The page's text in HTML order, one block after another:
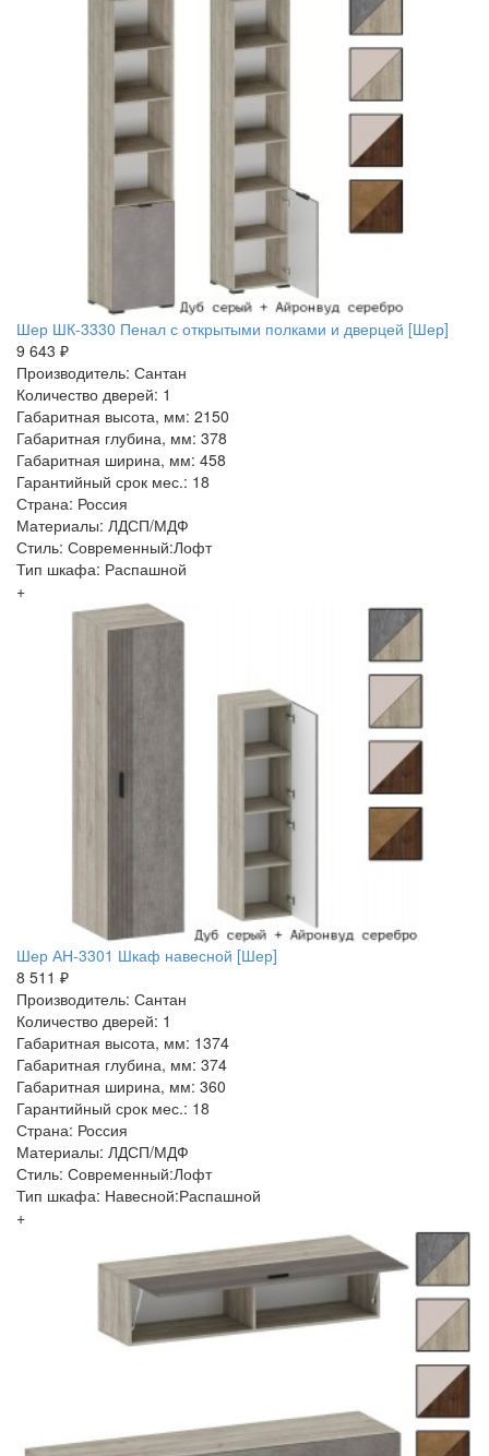
Шер ШК-3330 Пенал с открытыми полками и дверцей [Шер]
9 643 ₽
Производитель: Сантан
Количество дверей: 1
Габаритная высота, мм: 2150
Габаритная глубина, мм: 378
Габаритная ширина, мм: 458
Гарантийный срок мес.: 18
Страна: Россия
Материалы: ЛДСП/МДФ
Стиль: Современный:Лофт
Тип шкафа: Распашной
+
Шер АН-3301 Шкаф навесной [Шер]
8 511 ₽
Производитель: Сантан
Количество дверей: 1
Габаритная высота, мм: 1374
Габаритная глубина, мм: 374
Габаритная ширина, мм: 360
Гарантийный срок мес.: 18
Страна: Россия
Материалы: ЛДСП/МДФ
Стиль: Современный:Лофт
Тип шкафа: Навесной:Распашной
+